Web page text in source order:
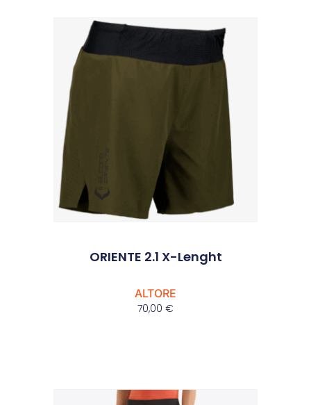
ORIENTE 2.1 X-Lenght
ALTORE
70,00 €